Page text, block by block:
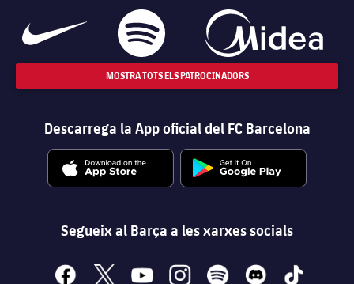
MOSTRA TOTS ELS PATROCINADORS
Descarrega la App oficial del FC Barcelona
Segueix al Barça a les xarxes socials
facebook
x youtubeinstagramspotify discord tiktok